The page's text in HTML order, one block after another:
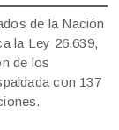
de la Nación
la Ley 26.639,
de los
con 137